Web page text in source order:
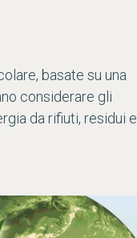
basate su una
considerare gli
da rifiuti, residui e